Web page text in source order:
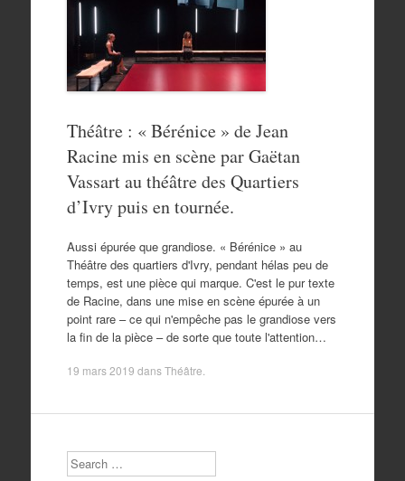
Théâtre : « Bérénice » de Jean
Racine mis en scène par Gaëtan
Vassart au théâtre des Quartiers
d’Ivry puis en tournée.
Aussi épurée que grandiose. « Bérénice » au
Théâtre des quartiers d'Ivry, pendant hélas peu de
temps, est une pièce qui marque. C'est le pur texte
de Racine, dans une mise en scène épurée à un
point rare – ce qui n'empêche pas le grandiose vers
la fin de la pièce – de sorte que toute l'attention…
19 mars 2019 dansThéâtre
Search